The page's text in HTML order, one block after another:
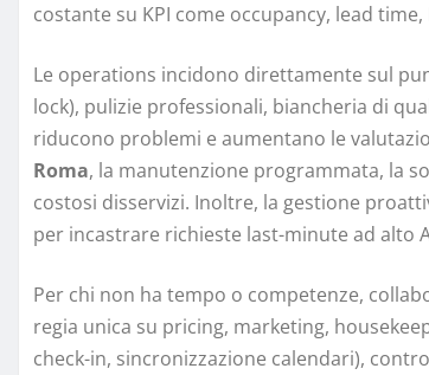
costante su KPI come occupancy, lead
Le operations incidono direttamente sul
lock), pulizie professionali, biancheria di
riducono problemi e aumentano le
Roma, la manutenzione programmata, la
costosi disservizi. Inoltre, la gestione
per incastrare richieste last-minute ad alto
Per chi non ha tempo o competenze,
regia unica su pricing, marketing,
check-in, sincronizzazione calendari),